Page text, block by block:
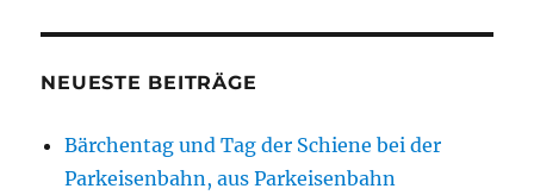
NEUESTE BEITRÄGE
Bärchentag und Tag der Schiene bei der
Parkeisenbahn, aus Parkeisenbahn